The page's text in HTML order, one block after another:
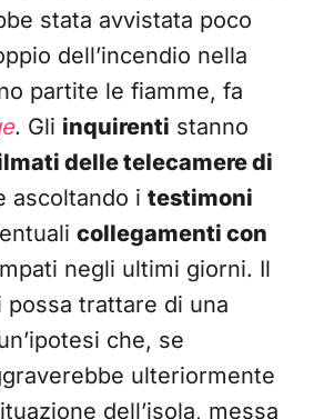
stata avvistata poco
dell’incendio nella
partite le fiamme, fa
. Gli inquirenti stanno
delle telecamere di
ascoltando i testimoni
collegamenti con
negli ultimi giorni. Il
trattare di una
che, se
ulteriormente
dell’isola, messa